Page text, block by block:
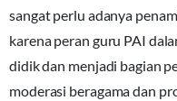
sangat perlu adanya
karena peran guru PAI
didik dan menjadi bagian
moderasi beragama dan